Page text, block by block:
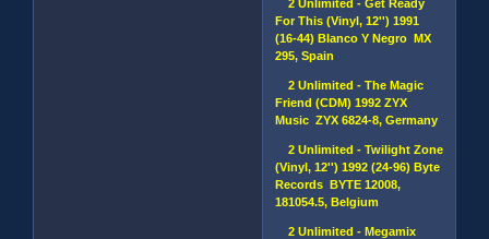
2 Unlimited - Get Ready
For This (Vinyl, 12'') 1991
(16-44) Blanco Y Negro MX
295, Spain
2 Unlimited - The Magic
Friend (CDM) 1992 ZYX
Music ZYX 6824-8, Germany
2 Unlimited - Twilight Zone
(Vinyl, 12'') 1992 (24-96) Byte
Records BYTE 12008,
181054.5, Belgium
2 Unlimited - Megamix